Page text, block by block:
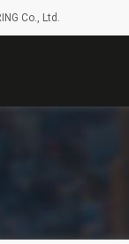
Co., Ltd.